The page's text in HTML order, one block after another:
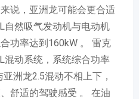
说，亚洲龙可能会更合适
自然吸气发动机与电动机
功率达到160kW 。 雷克
混动系统，系统综合功率
洲龙2.5混动不相上下，
舒适的驾驶感受 。 在油